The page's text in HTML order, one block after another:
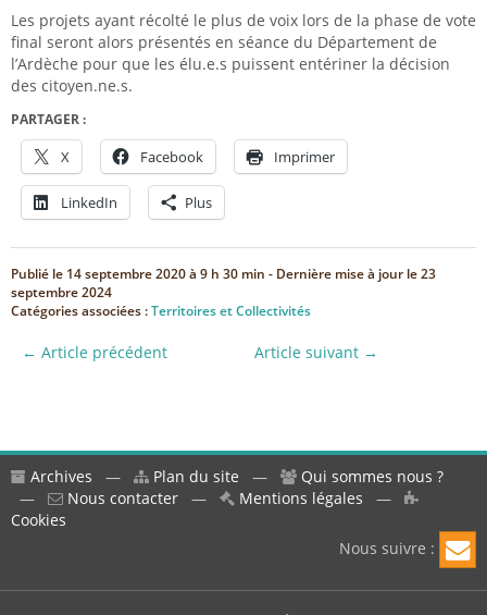
Les projets ayant récolté le plus de voix lors de la phase de vote
final seront alors présentés en séance du Département de
l’Ardèche pour que les élu.e.s puissent entériner la décision
des citoyen.ne.s.
PARTAGER :
X Facebook Imprimer
LinkedIn Plus
Publié le 14 septembre 2020 à 9 h 30 min - Dernière mise à jour le23
septembre 2024
Catégories associées :Territoires et Collectivités
← Article précédent Article suivant →
Archives — Plan du site —
Qui sommes nous ?
—
Nous contacter — Mentions légales —
Cookies
Nous suivre :